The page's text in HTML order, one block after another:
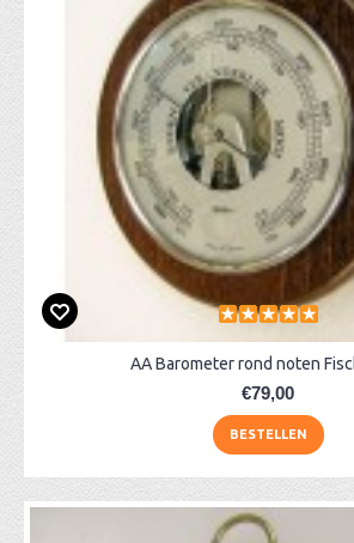
AA Barometer rond noten
€79,00
BESTELLEN